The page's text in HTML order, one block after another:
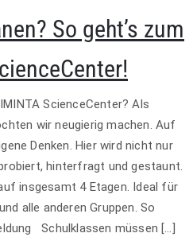
So geht’s zum
ScienceCenter? Als
wir neugierig machen. Auf
Denken. Hier wird nicht nur
hinterfragt und gestaunt.
insgesamt 4 Etagen. Ideal für
alle anderen Gruppen. So
Schulklassen müssen […]